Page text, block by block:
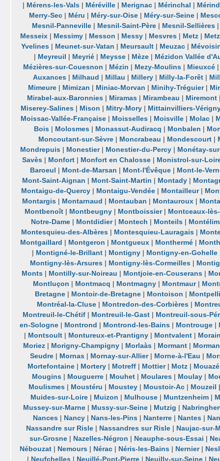
| Mérens-les-Vals | Méréville | Merignac | Mérinchal |
Merry-Sec | Méru | Méry-sur-Oise | Méry-sur-Seine |
Mesnil-Panneville| Mesnil-Saint-Père| Mesnil-Sellières
Messeix| Messimy| Messon | Messy| Mesvres| Metz|
Yvelines| Meunet-sur-Vatan | Meursault| Meuzac|
| Meyreuil | Meyrié | Meysse | Mèze | Mézidon Vallée
Mézières-sur-Couesnon | Mézin | Mezy-Moulins | Mieuxcé
Auxances| Milhaud | Millau | Millery| Milly-la-Forêt|
Mimeure| Mimizan | Miniac-Morvan | Minihy-Tréguier|
Mirabel-aux-Baronnies | Miramas| Mirambeau | Miremont
Miserey-Salines | Mison | Mitry-Mory | Mittainvilliers-
Moissac-Vallée-Française| Moisselles| Moisville| Molac|
Bois | Molosmes | Monassut-Audiracq | Monbalen |
Moncoutant-sur-Sèvre| Moncrabeau | Mondescourt|
Mondrepuis| Monestier| Monestier-du-Percy| Monétay-
Savès | Monfort | Monfort en Chalosse | Monistrol-sur-
Baroeul | Mont-de-Marsan | Mont-l'Évêque| Mont-le-
Mont-Saint-Aignan | Mont-Saint-Martin | Montady|
Montaigu-de-Quercy | Montaigu-Vendée | Montailleur|
Montargis| Montarnaud | Montauban | Montauroux|
Montbenoît | Montbeugny | Montboissier| Montceaux-
Notre-Dame| Montdidier| Montech | Monteils|
Montesquieu-des-Albères| Montesquieu-Lauragais|
Montgaillard | Montgeron | Montgueux | Monthermé |
| Montigné-le-Brillant| Montigny| Montigny-en-Gohelle
Montigny-lès-Arsures| Montigny-lès-Cormeilles|
Monts| Montilly-sur-Noireau | Montjoie-en-Couserans|
Montluçon | Montmacq | Montmagny| Montmaur|
Bretagne | Montoir-de-Bretagne | Montoison |
Montréal-la-Cluse| Montredon-des-Corbières|
Montreuil-le-Chétif | Montreuil-le-Gast | Montreuil-sous-
en-Sologne | Montrond | Montrond-les-Bains | Montrouge |
| Montsoult| Montureux-et-Prantigny| Montvalent|
Moriez| Morigny-Champigny| Morlaàs| Mormant|
Seudre | Mornas | Mornay-sur-Allier| Morne-à-l'Eau |
Mortefontaine| Mortery| Motreff| Mottier| Motz| Mouazé
Mougins | Mouguerre | Mouhet | Moulares | Moulay |
Moulismes | Moustéru | Moustey | Moustoir-Ac | Mouzeil
Muides-sur-Loire | Muizon | Mulhouse | Muntzenheim |
Mussey-sur-Marne | Mussy-sur-Seine | Mutzig |
Nances | Nancy | Nans-les-Pins | Nanterre | Nantes |
Nassandre sur Risle | Nassandres sur Risle | Naujac-sur-
sur-Grosne | Nazelles-Négron | Neauphe-sous-Essai |
Nébouzat | Nemours | Nérac | Néris-les-Bains | Nernier|
| Neufchelles| Neuillé-Pont-Pierre| Neuilly-sur-Seine|